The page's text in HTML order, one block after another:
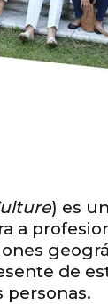
) es
a
de
personas.